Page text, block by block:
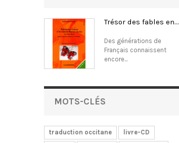
Trésor des fables en...
Des générations de
Français connaissent
encore...
MOTS-CLÉS
traduction occitane
livre-CD